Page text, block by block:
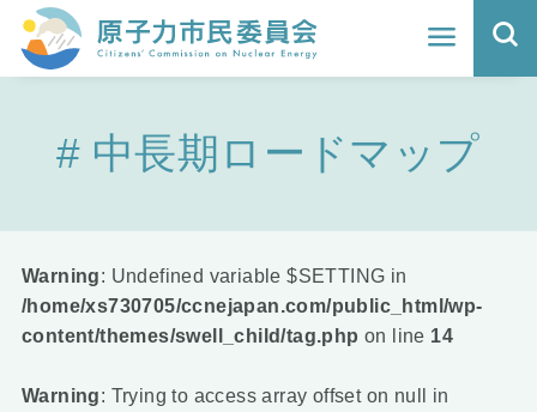
ホーム
よくわかる福島原発事故
核のごみの行方と課題
どうする？エネルギー
中長期ロードマップ
Warning: Undefined variable $SETTING in
/home/xs730705/ccnejapan.com/public_html/wp-
content/themes/swell_child/tag.php on line 14
Warning: Trying to access array offset on null in